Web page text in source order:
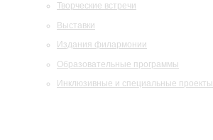
Творческие встречи
Выставки
Издания филармонии
Образовательные программы
Инклюзивные и специальные проекты